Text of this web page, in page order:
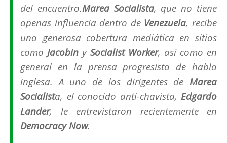
del encuentro.Marea Socialista, que no tiene
apenas influencia dentro deVenezuela, recibe
una generosa cobertura mediática en sitios
como Jacobin y Socialist Worker, así como en
general en la prensa progresista de habla
inglesa. A uno de los dirigentes de Marea
Socialista, el conocido anti-chavista, Edgardo
Lander, le entrevistaron recientemente en
Democracy Now.